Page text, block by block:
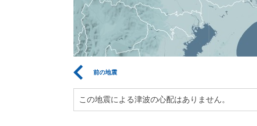
前の地震
この地震による津波の心配はありません。